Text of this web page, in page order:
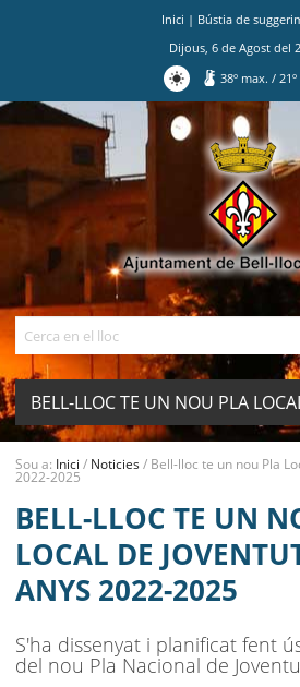
Inici | Bústia de
Dijous, 6de Agostdel
38º max./ 21
BELL-LLOC TE UN NOU PLA
JOVENTUT PER ALS ANYS 2022-
MUNICIPI
SEU ELECTRÒNICA
BELL-LLOC SOLUCIONA
Sou a: Inici / Noticies/ Bell-lloc te un nou Pla
2022-2025
BELL-LLOC TE UN
LOCAL DE
ANYS 2022-2025
S'ha dissenyat i planificat fent
del nou Pla Nacional de